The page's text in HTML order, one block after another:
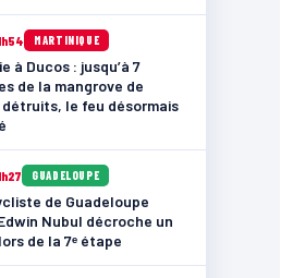
MARTINIQUE
à Ducos : jusqu’à 7
de la mangrove de
détruits, le feu désormais
GUADELOUPE
de Guadeloupe
Nubul décroche un
de la 7ᵉ étape